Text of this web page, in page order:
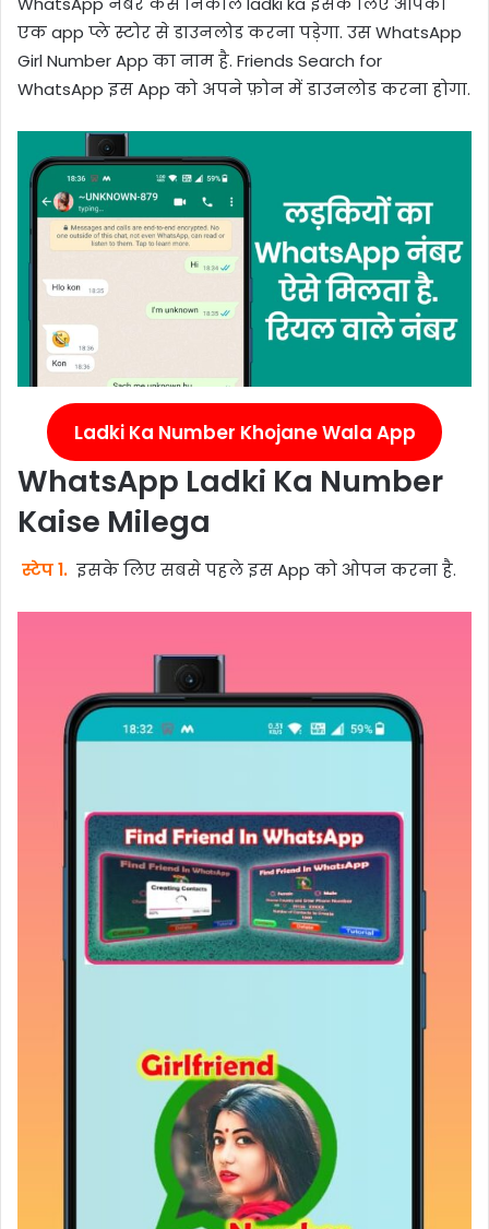
एक app प्ले स्टोर से डाउनलोड करना पड़ेगा. उस WhatsApp
Girl Number App का नाम है. Friends Search for
WhatsApp इस App को अपने फ़ोन में डाउनलोड करना होगा.
Ladki Ka Number Khojane Wala App
WhatsApp Ladki Ka Number
Kaise Milega
स्टेप 1. इसके लिए सबसे पहले इस App को ओपन करना है.